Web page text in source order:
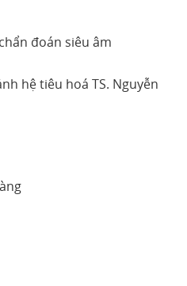
đoán siêu âm
hệ tiêu hoá TS. Nguyễn